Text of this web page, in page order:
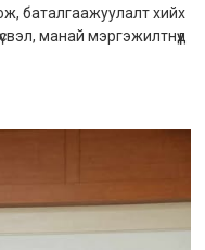
баталгаажуулалт хийх
манай мэргэжилтнүүд